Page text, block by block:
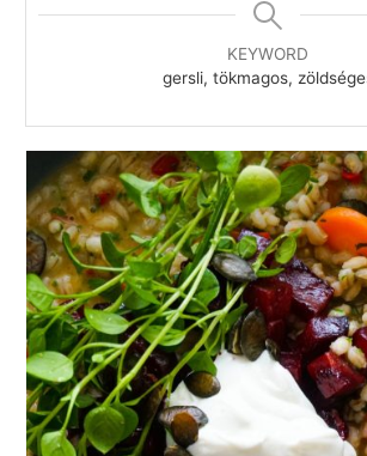
KEYWORD
gersli, tökmagos,